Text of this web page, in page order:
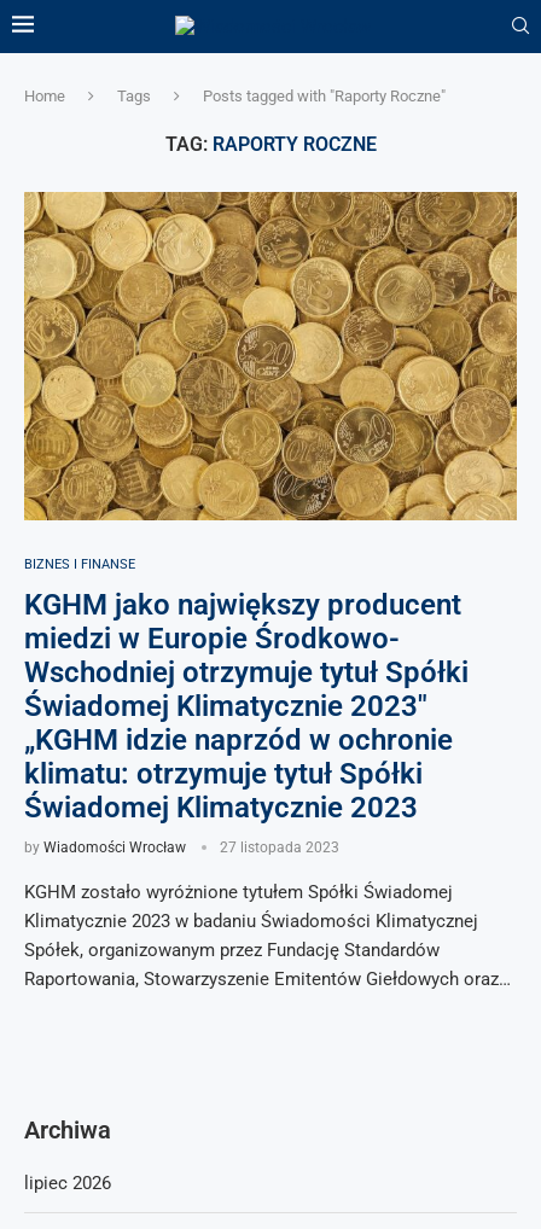
Home Tags Posts tagged with "Raporty Roczne"
TAG: RAPORTY ROCZNE
BIZNES I FINANSE
KGHM jako największy producent
miedzi w Europie Środkowo-
Wschodniej otrzymuje tytuł Spółki
Świadomej Klimatycznie 2023″
„KGHM idzie naprzód w ochronie
klimatu: otrzymuje tytuł Spółki
Świadomej Klimatycznie 2023
by Wiadomości Wrocław 27 listopada 2023
KGHM zostało wyróżnione tytułem Spółki Świadomej
Klimatycznie 2023 w badaniu Świadomości Klimatycznej
Spółek, organizowanym przez Fundację Standardów
Raportowania, Stowarzyszenie Emitentów Giełdowych oraz…
Archiwa
lipiec 2026